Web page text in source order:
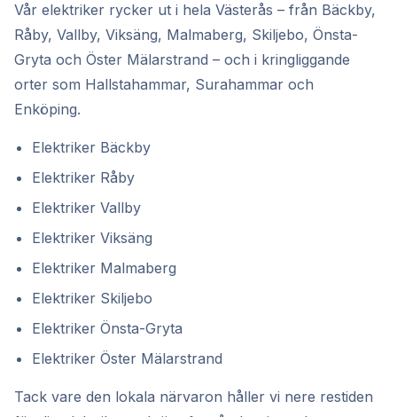
Vår elektriker rycker ut i hela Västerås – från Bäckby,
Råby, Vallby, Viksäng, Malmaberg, Skiljebo, Önsta-
Gryta och Öster Mälarstrand – och i kringliggande
orter som Hallstahammar, Surahammar och
Enköping.
Elektriker Bäckby
Elektriker Råby
Elektriker Vallby
Elektriker Viksäng
Elektriker Malmaberg
Elektriker Skiljebo
Elektriker Önsta-Gryta
Elektriker Öster Mälarstrand
Tack vare den lokala närvaron håller vi nere restiden